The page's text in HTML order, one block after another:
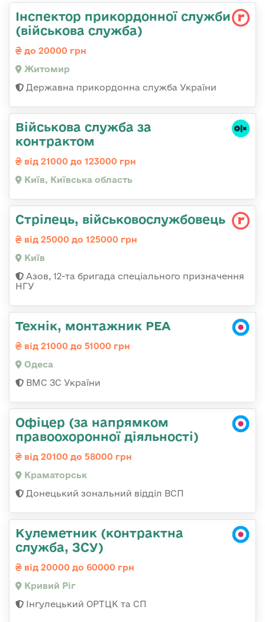
Інспектор прикордонної служби
(військова служба)
до 20000 грн
Житомир
Державна прикордонна служба України
Військова служба за
контрактом
від 21000 до 123000 грн
Київ, Київська область
Стрілець, військовослужбовець
від 25000 до 125000 грн
Київ
Азов, 12-та бригада спеціального призначення
НГУ
Технік, монтажник РЕА
від 21000 до 51000 грн
Одеса
ВМС ЗС України
Офіцер (за напрямком
правоохоронної діяльності)
від 20100 до 58000 грн
Краматорськ
Донецький зональний відділ ВСП
Кулеметник (контрактна
служба, ЗСУ)
від 20000 до 60000 грн
Кривий Ріг
Інгулецький ОРТЦК та СП